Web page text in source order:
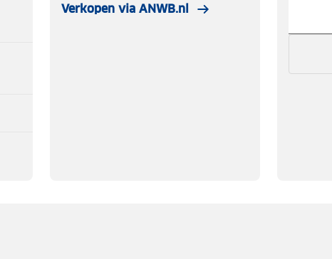
Verkopen via ANWB.nl